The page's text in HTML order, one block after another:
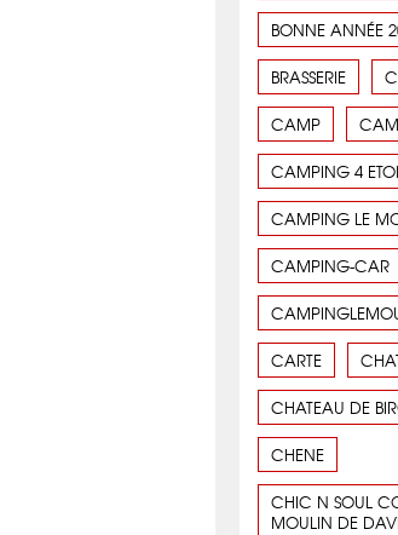
BONNE ANNÉE
BRASSERIE
CAMP
CAMPING 4
CAMPING LE
CAMPING-CAR
CARTE
CHATEAU DE
CHENE
CHIC N SOUL
MOULIN DE